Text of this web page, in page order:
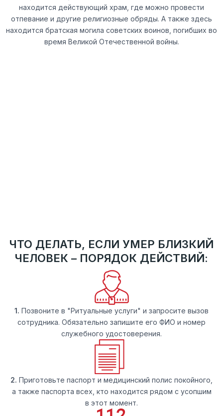
находится действующий храм, где можно провести
отпевание и другие религиозные обряды. А также здесь
находится братская могила советских воинов, погибших во
время Великой Отечественной войны.
ЧТО ДЕЛАТЬ, ЕСЛИ УМЕР БЛИЗКИЙ
ЧЕЛОВЕК – ПОРЯДОК ДЕЙСТВИЙ:
1. Позвоните в "Ритуальные услуги" и запросите вызов
сотрудника. Обязательно запишите его ФИО и номер
служебного удостоверения.
2. Приготовьте паспорт и медицинский полис покойного,
а также паспорта всех, кто находится рядом с усопшим
в этот момент.